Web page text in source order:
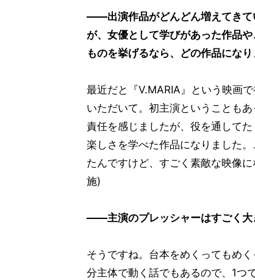
――出演作品がどんどん増えてきて
が、女優として学びがあった作品
ものを挙げるなら、どの作品にな
最近だと『V.MARIA』という映画
いただいて。初主演ということも
責任を感じましたが、役を通して
楽しさを学べた作品になりました
たんですけど、すごく素敵な映像
施)
――主演のプレッシャーはすごく大
そうですね。台本をめくってもめ
分主体で動く話でもあるので、1つ